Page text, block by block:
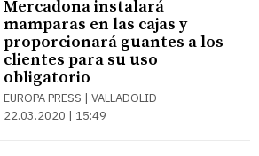
Mercadona instalará
mamparas en las cajas y
proporcionará guantes a los
clientes para su uso
obligatorio
EUROPA PRESS | VALLADOLID
22.03.2020 | 15:49